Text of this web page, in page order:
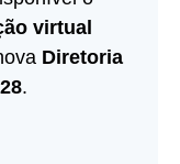
virtual
Diretoria
.